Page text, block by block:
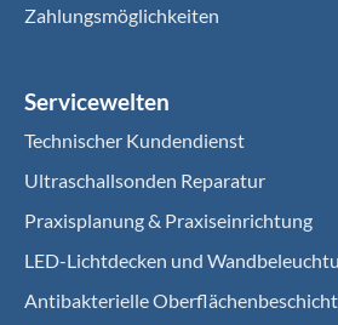
Zahlungsmöglichkeiten
Servicewelten
Technischer Kundendienst
Ultraschallsonden Reparatur
Praxisplanung & Praxiseinrichtung
LED-Lichtdecken und
Antibakterielle